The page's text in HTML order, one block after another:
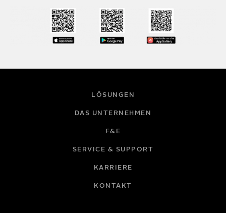
LÖSUNGEN
DAS UNTERNEHMEN
F&E
SERVICE & SUPPORT
KARRIERE
KONTAKT